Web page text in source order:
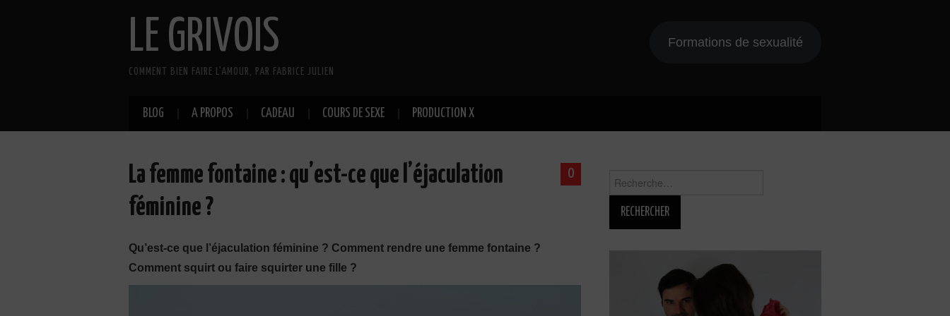
LE GRIVOIS
COMMENT BIEN FAIRE L'AMOUR, PAR FABRICE JULIEN
Formations de sexualité
BLOG A PROPOS CADEAU COURS DE SEXE PRODUCTION X
0
La femme fontaine : qu’est-ce que l’éjaculation
féminine ?
Qu’est-ce que l’éjaculation féminine ? Comment rendre une femme fontaine ?
Comment squirt ou faire squirter une fille ?